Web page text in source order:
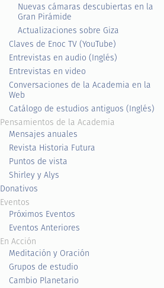
Nuevas cámaras descubiertas en la
Gran Pirámide
Actualizaciones sobre Giza
Claves de Enoc TV (YouTube)
Entrevistas en audio (Inglés)
Entrevistas en video
Conversaciones de la Academia en la
Web
Catálogo de estudios antiguos (Inglés)
Pensamientos de la Academia
Mensajes anuales
Revista Historia Futura
Puntos de vista
Shirley y Alys
Donativos
Eventos
Próximos Eventos
Eventos Anteriores
En Acción
Meditación y Oración
Grupos de estudio
Cambio Planetario